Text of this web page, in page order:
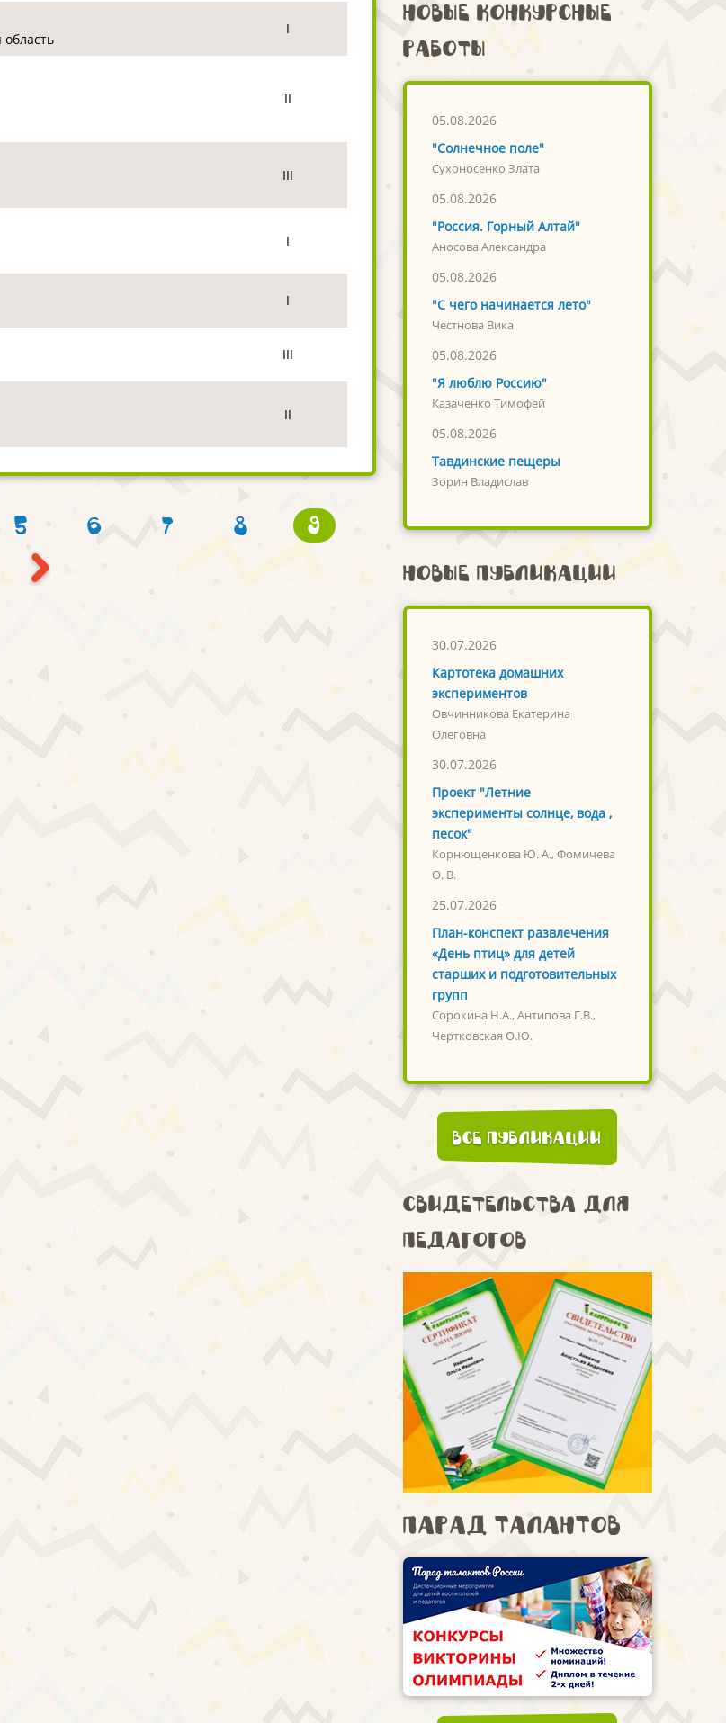
область
I
II
III
I
I
III
II
5 6 7 8
9
Новые конкурсные
работы
05.08.2026
"Солнечное поле"
Сухоносенко Злата
05.08.2026
"Россия. Горный Алтай"
Аносова Александра
05.08.2026
"С чего начинается лето"
Честнова Вика
05.08.2026
"Я люблю Россию"
Казаченко Тимофей
05.08.2026
Тавдинские пещеры
Зорин Владислав
Новые публикации
30.07.2026
Картотека домашних
экспериментов
Овчинникова Екатерина
Олеговна
30.07.2026
Проект "Летние
эксперименты солнце, вода ,
песок"
Корнющенкова Ю. А., Фомичева
О. В.
25.07.2026
План-конспект развлечения
«День птиц» для детей
старших и подготовительных
групп
Сорокина Н.А., Антипова Г.В.,
Чертковская О.Ю.
Все публикации
Свидетельства для
педагогов
Парад талантов